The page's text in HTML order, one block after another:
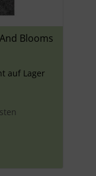
Blooms
auf Lager